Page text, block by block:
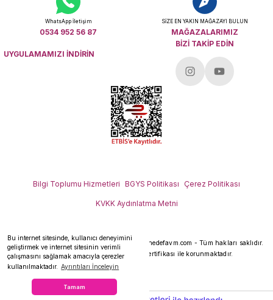
Bu internet sitesinde, kullanıcı deneyimini
geliştirmek ve internet sitesinin verimli
çalışmasını sağlamak amacıyla çerezler
kullanılmaktadır.
Ayrıntıları İnceleyin
Tamam
WhatsApp İletişim
0534 952 56 87
SİZE EN YAKIN MAĞAZAYI BULUN
MAĞAZALARIMIZ
UYGULAMAMIZI İNDİRİN
BİZİ TAKİP EDİN
Her hakkı saklıdır.Copyright 2026 © - www.hedefavm.com - Tüm hakları saklıdır.
Kredi kartı bilgileriniz 256bit SSL sertifikası ile korunmaktadır.
Bilgi Toplumu Hizmetleri BGYS Politikası Çerez Politikası
KVKK Aydınlatma Metni